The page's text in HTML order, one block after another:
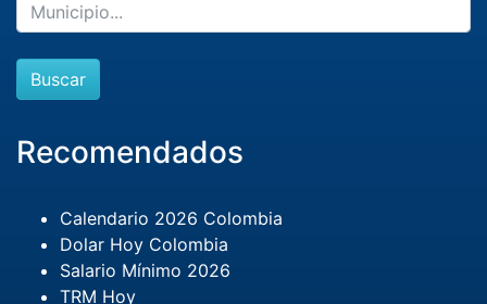
Buscar
Recomendados
Calendario 2026 Colombia
Dolar Hoy Colombia
Salario Mínimo 2026
TRM Hoy